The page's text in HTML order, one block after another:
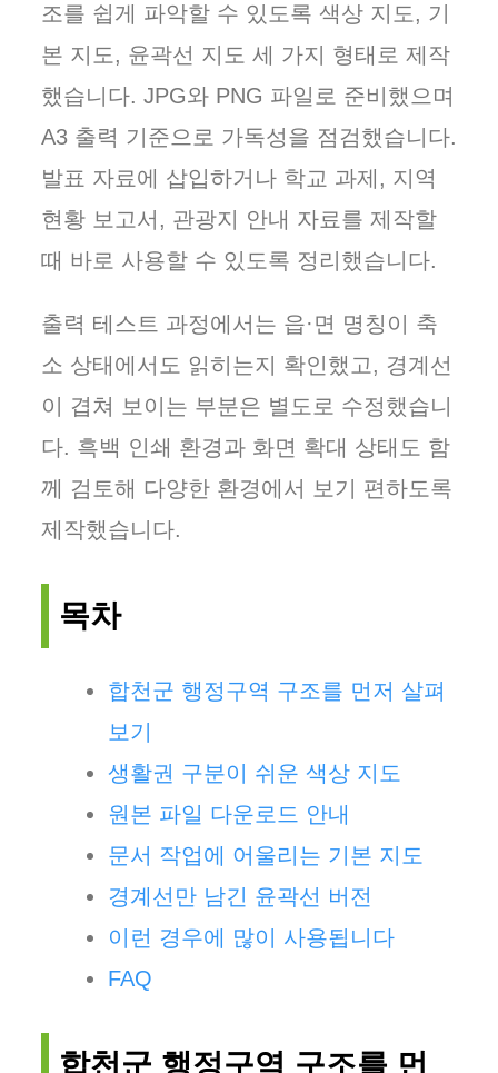
조를 쉽게 파악할 수 있도록 색상 지도, 기
본 지도, 윤곽선 지도 세 가지 형태로 제작
했습니다. JPG와 PNG 파일로 준비했으며
A3 출력 기준으로 가독성을 점검했습니다.
발표 자료에 삽입하거나 학교 과제, 지역
현황 보고서, 관광지 안내 자료를 제작할
때 바로 사용할 수 있도록 정리했습니다.
출력 테스트 과정에서는 읍·면 명칭이 축
소 상태에서도 읽히는지 확인했고, 경계선
이 겹쳐 보이는 부분은 별도로 수정했습니
다. 흑백 인쇄 환경과 화면 확대 상태도 함
께 검토해 다양한 환경에서 보기 편하도록
제작했습니다.
목차
합천군 행정구역 구조를 먼저 살펴
보기
생활권 구분이 쉬운 색상 지도
원본 파일 다운로드 안내
문서 작업에 어울리는 기본 지도
경계선만 남긴 윤곽선 버전
이런 경우에 많이 사용됩니다
FAQ
합천군 행정구역 구조를 먼